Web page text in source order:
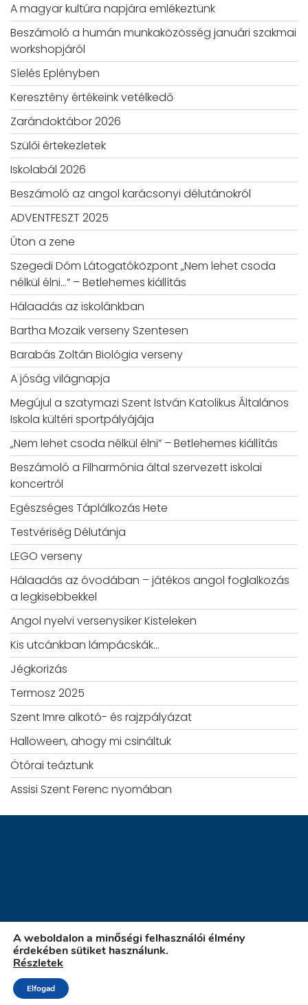
A magyar kultúra napjára emlékeztünk
Beszámoló a humán munkaközösség januári szakmai
workshopjáról
Síelés Eplényben
Keresztény értékeink vetélkedő
Zarándoktábor 2026
Szülői értekezletek
Iskolabál 2026
Beszámoló az angol karácsonyi délutánokról
ADVENTFESZT 2025
Úton a zene
Szegedi Dóm Látogatóközpont „Nem lehet csoda
nélkül élni…” – Betlehemes kiállítás
Hálaadás az iskolánkban
Bartha Mozaik verseny Szentesen
Barabás Zoltán Biológia verseny
A jóság világnapja
Megújul a szatymazi Szent István Katolikus Általános
Iskola kültéri sportpályájája
„Nem lehet csoda nélkül élni” – Betlehemes kiállítás
Beszámoló a Filharmónia által szervezett iskolai
koncertről
Egészséges Táplálkozás Hete
Testvériség Délutánja
LEGO verseny
Hálaadás az óvodában – játékos angol foglalkozás
a legkisebbekkel
Angol nyelvi versenysiker Kisteleken
Kis utcánkban lámpácskák…
Jégkorizás
Termosz 2025
Szent Imre alkotó- és rajzpályázat
Halloween, ahogy mi csináltuk
Ötórai teáztunk
Assisi Szent Ferenc nyomában
A weboldalon a minőségi felhasználói élmény
érdekében sütiket használunk.
Részletek
Elfogad